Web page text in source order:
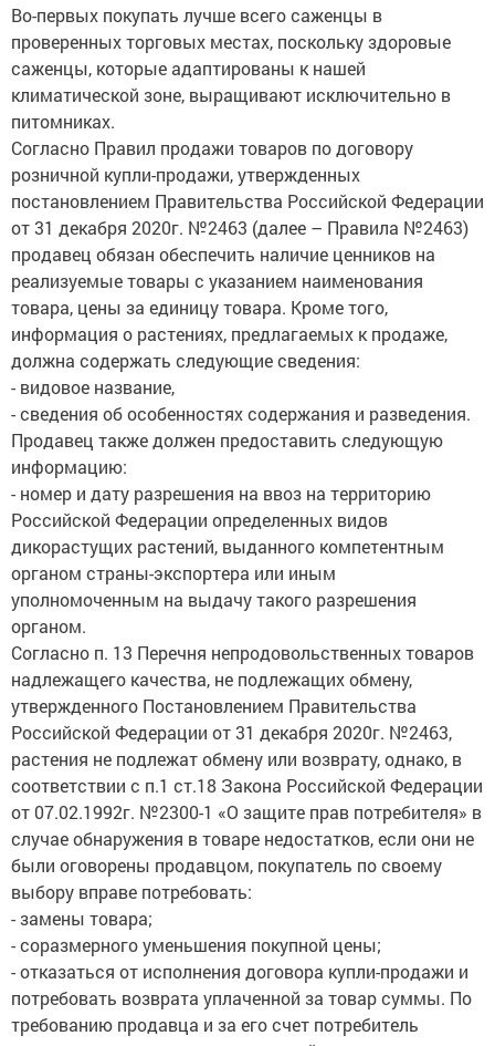
проверенных торговых местах, поскольку здоровые
саженцы, которые адаптированы к нашей
климатической зоне, выращивают исключительно в
питомниках.
Согласно Правил продажи товаров по договору
розничной купли-продажи, утвержденных
постановлением Правительства Российской Федерации
от 31 декабря 2020г. №2463 (далее – Правила №2463)
продавец обязан обеспечить наличие ценников на
реализуемые товары с указанием наименования
товара, цены за единицу товара. Кроме того,
информация о растениях, предлагаемых к продаже,
должна содержать следующие сведения:
- видовое название,
- сведения об особенностях содержания и разведения.
Продавец также должен предоставить следующую
информацию:
- номер и дату разрешения на ввоз на территорию
Российской Федерации определенных видов
дикорастущих растений, выданного компетентным
органом страны-экспортера или иным
уполномоченным на выдачу такого разрешения
органом.
Согласно п. 13 Перечня непродовольственных товаров
надлежащего качества, не подлежащих обмену,
утвержденного Постановлением Правительства
Российской Федерации от 31 декабря 2020г. №2463,
растения не подлежат обмену или возврату, однако, в
соответствии с п.1 ст.18 Закона Российской Федерации
от 07.02.1992г. №2300-1 «О защите прав потребителя» в
случае обнаружения в товаре недостатков, если они не
были оговорены продавцом, покупатель по своему
выбору вправе потребовать:
- замены товара;
- соразмерного уменьшения покупной цены;
- отказаться от исполнения договора купли-продажи и
потребовать возврата уплаченной за товар суммы. По
требованию продавца и за его счет потребитель
должен возвратить некачественный товар.